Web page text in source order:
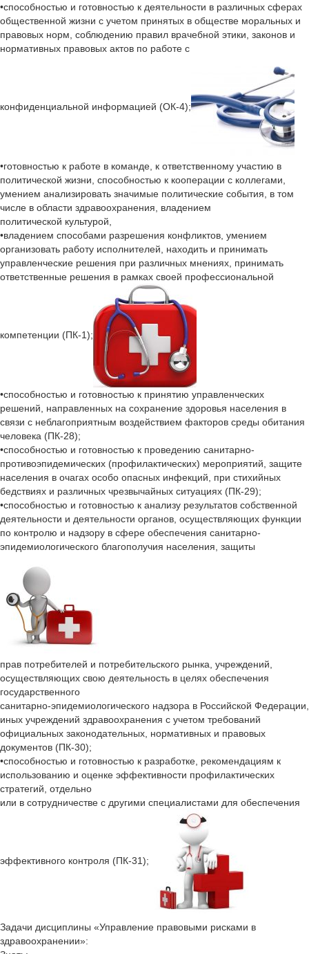
•способностью и готовностью к деятельности в различных сферах
общественной жизни с учетом принятых в обществе моральных и
правовых норм, соблюдению правил врачебной этики, законов и
нормативных правовых актов по работе с
конфиденциальной информацией (ОК-4);
•готовностью к работе в команде, к ответственному участию в
политической жизни, способностью к кооперации с коллегами,
умением анализировать значимые политические события, в том
числе в области здравоохранения, владением
политической культурой,
•владением способами разрешения конфликтов, умением
организовать работу исполнителей, находить и принимать
управленческие решения при различных мнениях, принимать
ответственные решения в рамках своей профессиональной
компетенции (ПК-1);
•способностью и готовностью к принятию управленческих
решений, направленных на сохранение здоровья населения в
связи с неблагоприятным воздействием факторов среды обитания
человека (ПК-28);
•способностью и готовностью к проведению санитарно-
противоэпидемических (профилактических) мероприятий, защите
населения в очагах особо опасных инфекций, при стихийных
бедствиях и различных чрезвычайных ситуациях (ПК-29);
•способностью и готовностью к анализу результатов собственной
деятельности и деятельности органов, осуществляющих функции
по контролю и надзору в сфере обеспечения санитарно-
эпидемиологического благополучия населения, защиты
прав потребителей и потребительского рынка, учреждений,
осуществляющих свою деятельность в целях обеспечения
государственного
санитарно-эпидемиологического надзора в Российской Федерации,
иных учреждений здравоохранения с учетом требований
официальных законодательных, нормативных и правовых
документов (ПК-30);
•способностью и готовностью к разработке, рекомендациям к
использованию и оценке эффективности профилактических
стратегий, отдельно
или в сотрудничестве с другими специалистами для обеспечения
эффективного контроля (ПК-31);
Задачи дисциплины «Управление правовыми рисками в
здравоохранении»: